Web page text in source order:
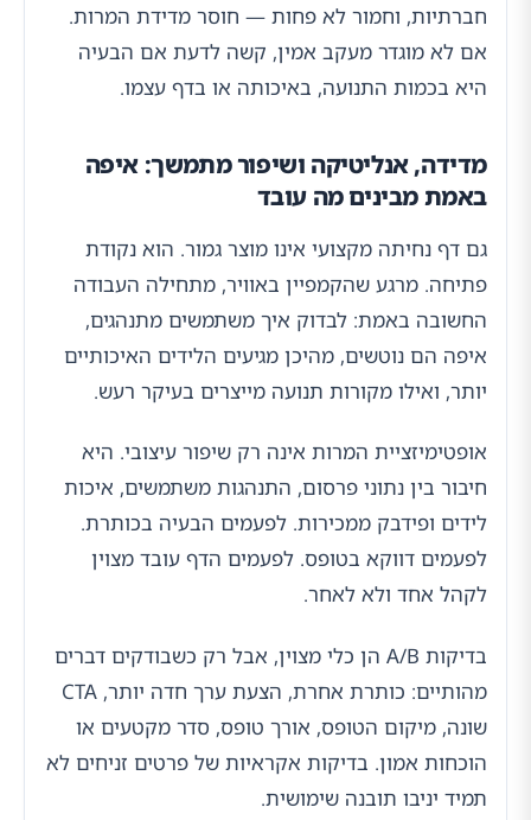
חברתיות, וחמור לא פחות — חוסר מדידת המרות.
אם לא מוגדר מעקב אמין, קשה לדעת אם הבעיה
היא בכמות התנועה, באיכותה או בדף עצמו.
מדידה, אנליטיקה ושיפור מתמשך: איפה
באמת מבינים מה עובד
גם דף נחיתה מקצועי אינו מוצר גמור. הוא נקודת
פתיחה. מרגע שהקמפיין באוויר, מתחילה העבודה
החשובה באמת: לבדוק איך משתמשים מתנהגים,
איפה הם נוטשים, מהיכן מגיעים הלידים האיכותיים
יותר, ואילו מקורות תנועה מייצרים בעיקר רעש.
אופטימיזציית המרות אינה רק שיפור עיצובי. היא
חיבור בין נתוני פרסום, התנהגות משתמשים, איכות
לידים ופידבק ממכירות. לפעמים הבעיה בכותרת.
לפעמים דווקא בטופס. לפעמים הדף עובד מצוין
לקהל אחד ולא לאחר.
בדיקות A/B הן כלי מצוין, אבל רק כשבודקים דברים
מהותיים: כותרת אחרת, הצעת ערך חדה יותר, CTA
שונה, מיקום הטופס, אורך טופס, סדר מקטעים או
הוכחות אמון. בדיקות אקראיות של פרטים זניחים לא
תמיד יניבו תובנה שימושית.